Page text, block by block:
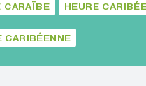
CARAÏBE HEURE
CARIBÉENNE